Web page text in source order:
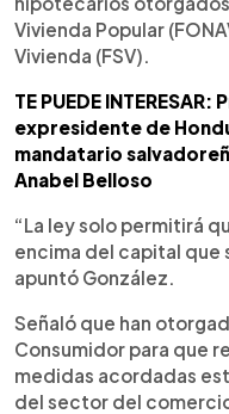
Vivienda Popular
Vivienda (FSV).
TE PUEDE
expresidente de
mandatario
Anabel Belloso
“La ley solo permitirá
encima del capital que
apuntó González.
Señaló que han
Consumidor para que
medidas acordadas
del sector del